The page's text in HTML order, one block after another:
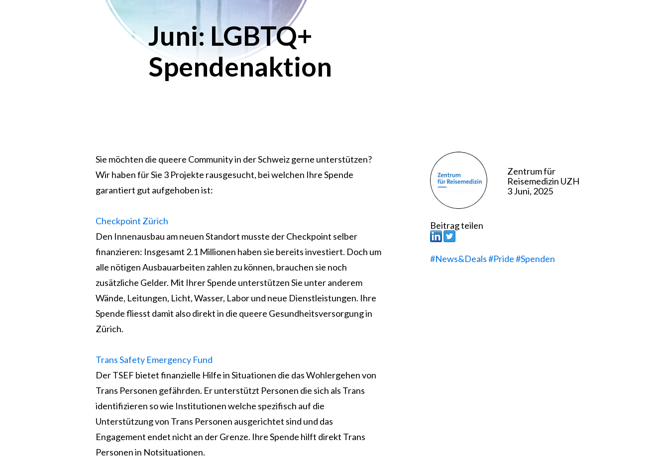
Juni: LGBTQ+
Spendenaktion
Sie möchten die queere Community in der Schweiz gerne unterstützen?
Wir haben für Sie 3 Projekte rausgesucht, bei welchen Ihre Spende
garantiert gut aufgehoben ist:
Checkpoint Zürich
Den Innenausbau am neuen Standort musste der Checkpoint selber
finanzieren: Insgesamt 2.1 Millionen haben sie bereits investiert. Doch um
alle nötigen Ausbauarbeiten zahlen zu können, brauchen sie noch
zusätzliche Gelder. Mit Ihrer Spende unterstützen Sie unter anderem
Wände, Leitungen, Licht, Wasser, Labor und neue Dienstleistungen. Ihre
Spende fliesst damit also direkt in die queere Gesundheitsversorgung in
Zürich.
Trans Safety Emergency Fund
Der TSEF bietet finanzielle Hilfe in Situationen die das Wohlergehen von
Trans Personen gefährden. Er unterstützt Personen die sich als Trans
identifizieren so wie Institutionen welche spezifisch auf die
Unterstützung von Trans Personen ausgerichtet sind und das
Engagement endet nicht an der Grenze. Ihre Spende hilft direkt Trans
Personen in Notsituationen.
Zentrum für
Reisemedizin UZH
3 Juni, 2025
Beitrag teilen
#News&Deals#Pride#Spenden